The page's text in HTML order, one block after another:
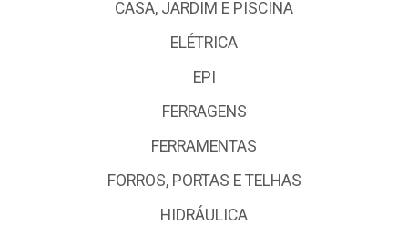
CASA, JARDIM E PISCINA
ELÉTRICA
EPI
FERRAGENS
FERRAMENTAS
FORROS, PORTAS E TELHAS
HIDRÁULICA